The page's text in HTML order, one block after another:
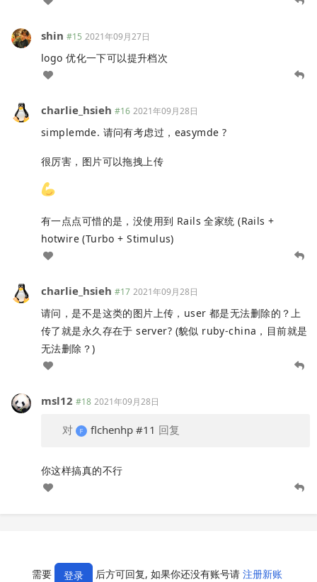
shin #15 2021年09月27日
logo 优化一下可以提升档次
charlie_hsieh #16 2021年09月28日
simplemde. 请问有考虑过，easymde ?
很厉害，图片可以拖拽上传
有一点点可惜的是，没使用到 Rails 全家统 (Rails +
hotwire (Turbo + Stimulus)
charlie_hsieh #17 2021年09月28日
请问，是不是这类的图片上传，user 都是无法删除的？上
传了就是永久存在于 server? (貌似 ruby-china，目前就是
无法删除？)
msl12 #18 2021年09月28日
对 flchenhp #11 回复
你这样搞真的不行
需要 登录 后方可回复, 如果你还没有账号请 注册新账